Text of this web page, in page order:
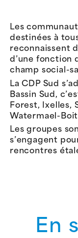
Les
destinées à
reconnaissent
d’une fonction
champ social-
La CDP Sud
Bassin Sud,
Forest, Ixelles,
Watermael-
Les groupes
s’engagent
rencontres
En